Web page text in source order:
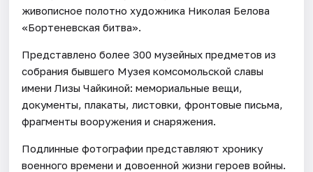
живописное полотно художника Николая Белова
«Бортеневская битва».
Представлено более 300 музейных предметов из
собрания бывшего Музея комсомольской славы
имени Лизы Чайкиной: мемориальные вещи,
документы, плакаты, листовки, фронтовые письма,
фрагменты вооружения и снаряжения.
Подлинные фотографии представляют хронику
военного времени и довоенной жизни героев войны.